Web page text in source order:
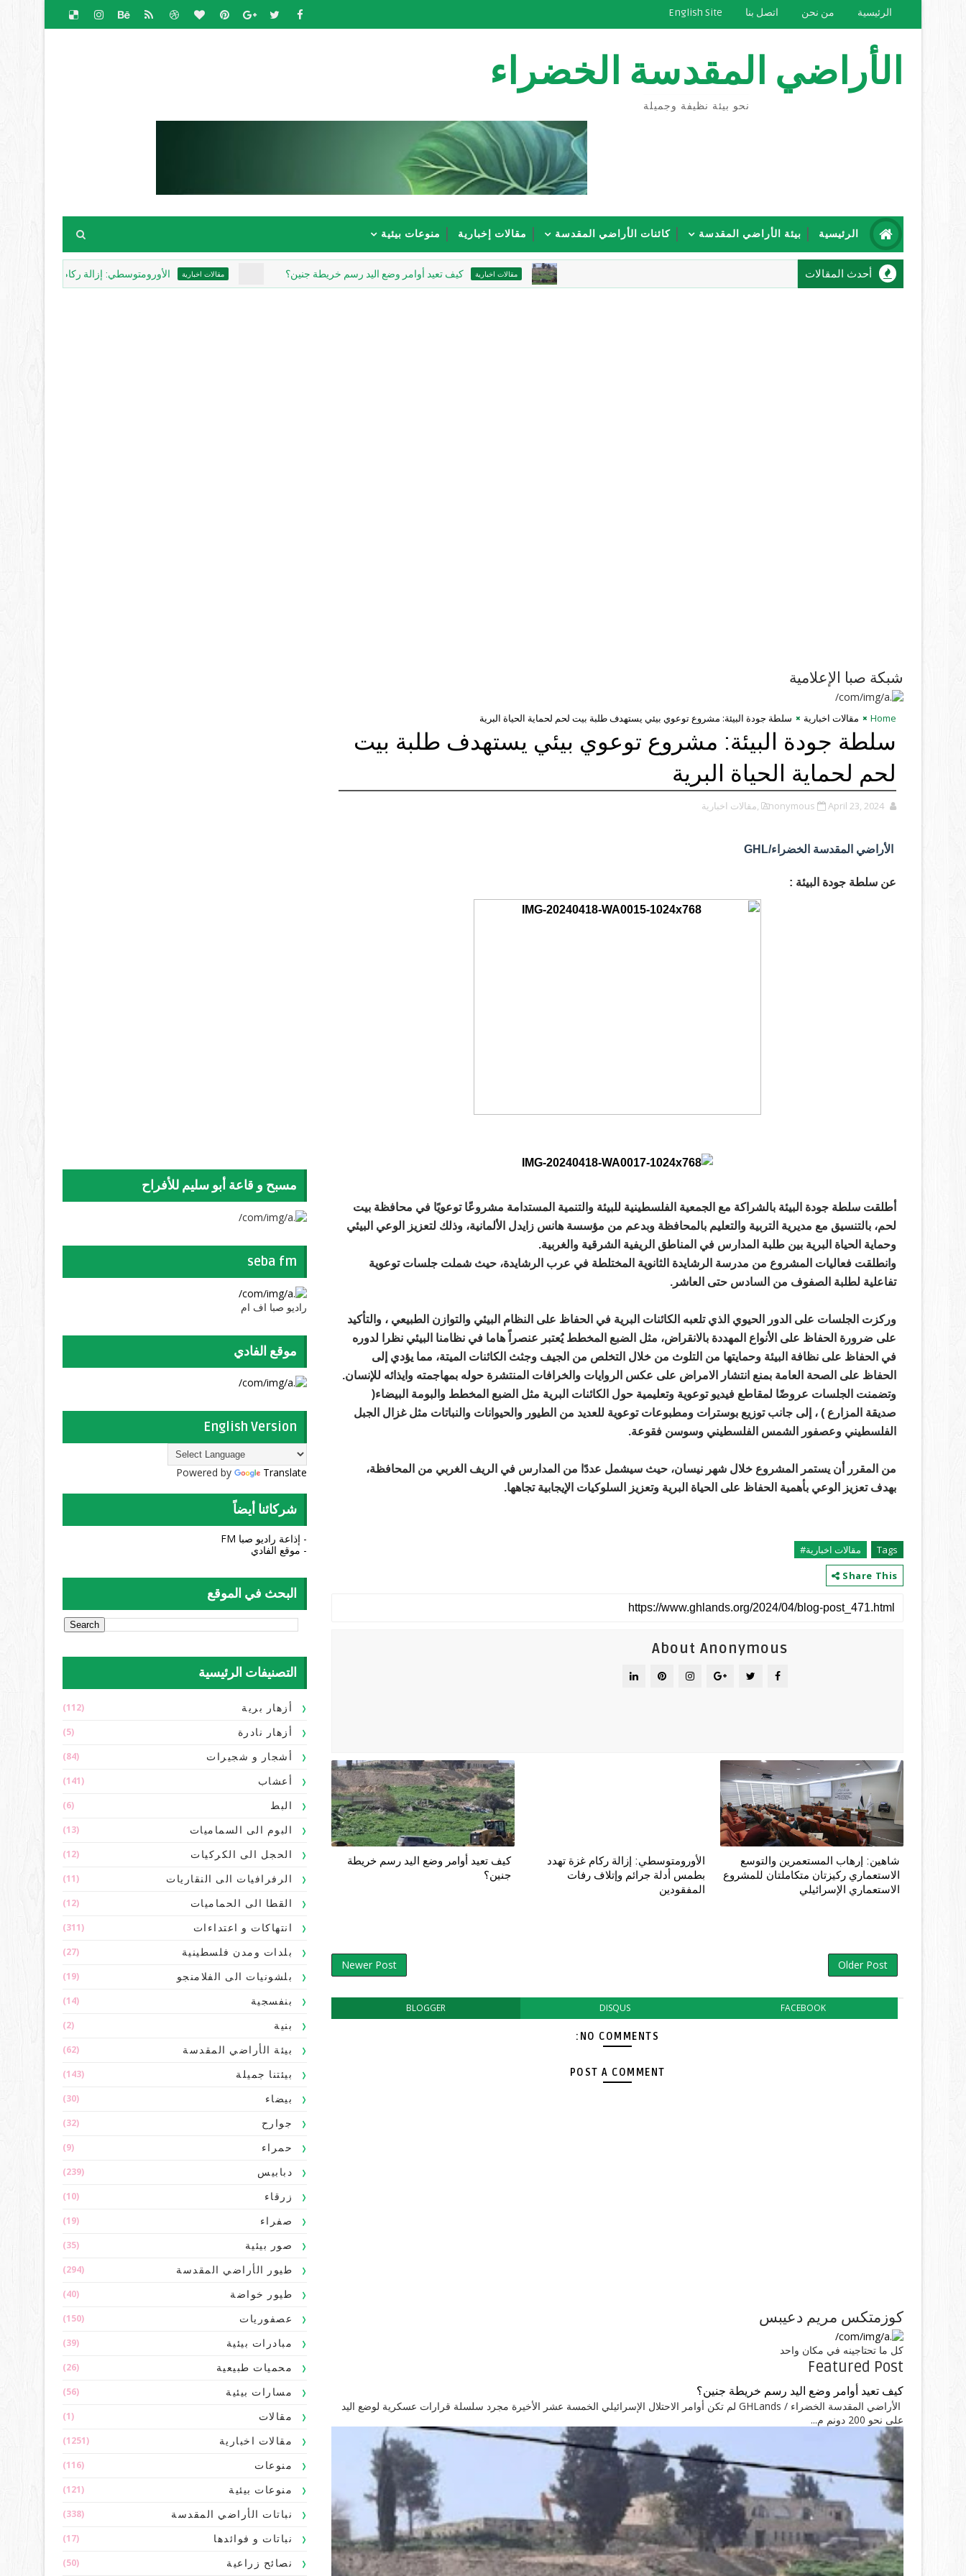
الرئيسية من نحن اتصل بنا English Site
الأراضي المقدسة الخضراء
نحو بيئة نظيفة وجميلة
الرئيسية بيئة الأراضي المقدسة كائنات الأراضي المقدسة مقالات إخبارية منوعات بيئية
أحدث المقالات مقالات اخبارية كيف تعيد أوامر وضع اليد رسم خريطة جنين؟ الأورومتوسطي: إزالة ركام غزة تهدد بطمس أدلة
شبكة صبا الإعلامية
Home مقالات اخبارية سلطة جودة البيئة: مشروع توعوي بيئي يستهدف طلبة بيت لحم لحماية الحياة البرية
سلطة جودة البيئة: مشروع توعوي بيئي يستهدف طلبة بيت
لحم لحماية الحياة البرية
Anonymous April 23, 2024 ,مقالات اخبارية
الأراضي المقدسة الخضراء/GHL
عن سلطة جودة البيئة :
أطلقت سلطة جودة البيئة بالشراكة مع الجمعية الفلسطينية للبيئة والتنمية المستدامة مشروعًا توعويًا في محافظة بيت
لحم، بالتنسيق مع مديرية التربية والتعليم بالمحافظة وبدعم من مؤسسة هانس زايدل الألمانية، وذلك لتعزيز الوعي البيئي
وحماية الحياة البرية بين طلبة المدارس في المناطق الريفية الشرقية والغربية.
وانطلقت فعاليات المشروع من مدرسة الرشايدة الثانوية المختلطة في عرب الرشايدة، حيث شملت جلسات توعوية
تفاعلية لطلبة الصفوف من السادس حتى العاشر.
وركزت الجلسات على الدور الحيوي الذي تلعبه الكائنات البرية في الحفاظ على النظام البيئي والتوازن الطبيعي ، والتأكيد
على ضرورة الحفاظ على الأنواع المهددة بالانقراض، مثل الضبع المخطط يُعتبر عنصراً هاما في نظامنا البيئي نظرا لدوره
في الحفاظ على نظافة البيئة وحمايتها من التلوث من خلال التخلص من الجيف وجثث الكائنات الميتة، مما يؤدي إلى
الحفاظ على الصحة العامة بمنع انتشار الامراض على عكس الروايات والخرافات المنتشرة حوله بمهاجمته وايذائه للإنسان.
وتضمنت الجلسات عروضًا لمقاطع فيديو توعوية وتعليمية حول الكائنات البرية مثل الضبع المخطط والبومة البيضاء(
صديقة المزارع ) ، إلى جانب توزيع بوسترات ومطبوعات توعوية للعديد من الطيور والحيوانات والنباتات مثل غزال الجبل
الفلسطيني وعصفور الشمس الفلسطيني وسوسن فقوعة.
من المقرر أن يستمر المشروع خلال شهر نيسان، حيث سيشمل عددًا من المدارس في الريف الغربي من المحافظة،
بهدف تعزيز الوعي بأهمية الحفاظ على الحياة البرية وتعزيز السلوكيات الإيجابية تجاهها.
Tags
مقالات اخبارية#
Share This
About Anonymous
كيف تعيد أوامر وضع اليد رسم خريطة
جنين؟
الأورومتوسطي: إزالة ركام غزة تهدد
بطمس أدلة جرائم وإتلاف رفات
المفقودين
شاهين: إرهاب المستعمرين والتوسع
الاستعماري ركيزتان متكاملتان للمشروع
الاستعماري الإسرائيلي
Newer Post Older Post
BLOGGER DISQUS FACEBOOK
NO COMMENTS:
POST A COMMENT
كوزمتكس مريم دعيبس
كل ما تحتاجينه في مكان واحد
Featured Post
كيف تعيد أوامر وضع اليد رسم خريطة جنين؟
الأراضي المقدسة الخضراء / GHLands لم تكن أوامر الاحتلال الإسرائيلي الخمسة عشر الأخيرة مجرد سلسلة قرارات عسكرية لوضع اليد
على نحو 200 دونم م...
مسبح و قاعة أبو سليم للأفراح
seba fm
راديو صبا اف ام
موقع الفادي
English Version
Powered by Translate
شركائنا أيضاً
- إذاعة راديو صبا FM
- موقع الفادي
البحث في الموقع
التصنيفات الرئيسية
أزهار برية (112)
أزهار نادرة (5)
أشجار و شجيرات (84)
أعشاب (141)
البط (6)
البوم الى السماميات (13)
الحجل الى الكركيات (12)
الرفرافيات الى النقاريات (11)
القطا الى الحماميات (12)
انتهاكات و اعتداءات (311)
بلدات ومدن فلسطينية (27)
بلشونيات الى الفلامنجو (19)
بنفسجية (14)
بنية (2)
بيئة الأراضي المقدسة (62)
بيئتنا جميلة (143)
بيضاء (30)
جوارح (32)
حمراء (9)
دبابيس (239)
زرقاء (10)
صفراء (19)
صور بيئية (35)
طيور الأراضي المقدسة (294)
طيور خواضة (40)
عصفوريات (150)
مبادرات بيئية (39)
محميات طبيعية (26)
مسارات بيئية (56)
مقالات (1)
مقالات اخبارية (1251)
منوعات (116)
منوعات بيئية (121)
نباتات الأراضي المقدسة (338)
نباتات و فوائدها (17)
نصائح زراعية (50)